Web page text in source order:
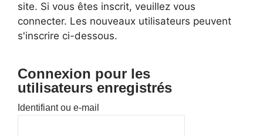
site. Si vous êtes inscrit, veuillez vous
connecter. Les nouveaux utilisateurs peuvent
s'inscrire ci-dessous.
Connexion pour les
utilisateurs enregistrés
Identifiant ou e-mail